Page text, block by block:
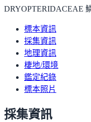
DRYOPTERIDACEAE
標本資訊
採集資訊
地理資訊
棲地/環境
鑑定紀錄
標本照片
採集資訊